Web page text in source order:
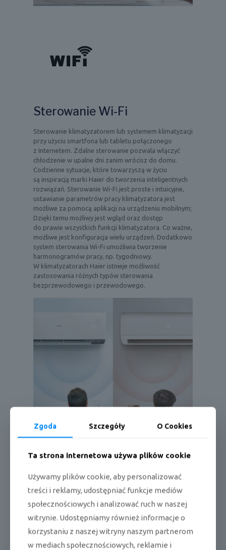
Sterowanie Wi-Fi
Sterowanie klimatyzatorem lub systemem klimatyzacji
przy użyciu smartfona lub tabletu połączonego
z Internetem. Zdalne sterowanie pozwala włączyć
chłodzenie w upalne dni zanim wrócisz do domu.
Codzienne sytuacje, które towarzyszą w życiu
są inspiracją marki Haier do tworzenia inteligentnych
rozwiązań. Sterowanie Wi-Fi jest proste i intuicyjne,
ustawianie parametrów pracy klimatyzatora jest
możliwe za pomocą aplikacji na urządzeniu mobilnym;
Dzięki temu możliwy jest wgląd oraz dostęp
do prawie wszystkich funkcji klimatyzatora. Co ważne,
możliwe jest konfiguracja wielu urządzeń. Dodatkowo
system sterowania Wi-Fi umożliwia tworzenie
harmonogramów pracy, np. tygodniowy.
W klimatyzatorach Haier istnieje możliwość
zastosowania różnych typów sterowania
bezprzewodowego i przewodowego.
I FEEL
Urządzenie NORDIC FLEXIS Plus posiada również
Zgoda Szczegóły O Cookies
Ta strona internetowa używa plików cookie
Używamy plików cookie, aby personalizować
treści i reklamy, udostępniać funkcje mediów
społecznościowych i analizować ruch w naszej
witrynie. Udostępniamy również informacje o
korzystaniu z naszej witryny naszym partnerom
w mediach społecznościowych, reklamie i